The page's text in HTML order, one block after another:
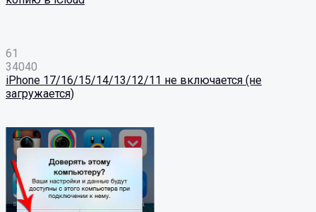
61
34040
iPhone 17/16/15/14/13/12/11 не включается (не
загружается)